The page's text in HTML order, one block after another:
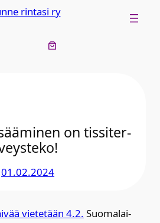
on tis­si­ter­
01.02.2024
vie­te­tään 4.2. Suo­ma­lai­